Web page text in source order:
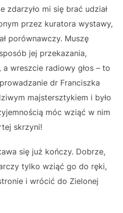
zdarzyło mi się brać udział
przez kuratora wystawy,
porównawczy. Muszę
jej przekazania,
wreszcie radiowy głos – to
dr Franciszka
majstersztykiem i było
móc wziąć w nim
skrzyni!
się już kończy. Dobrze,
tylko wziąć go do ręki,
i wrócić do Zielonej